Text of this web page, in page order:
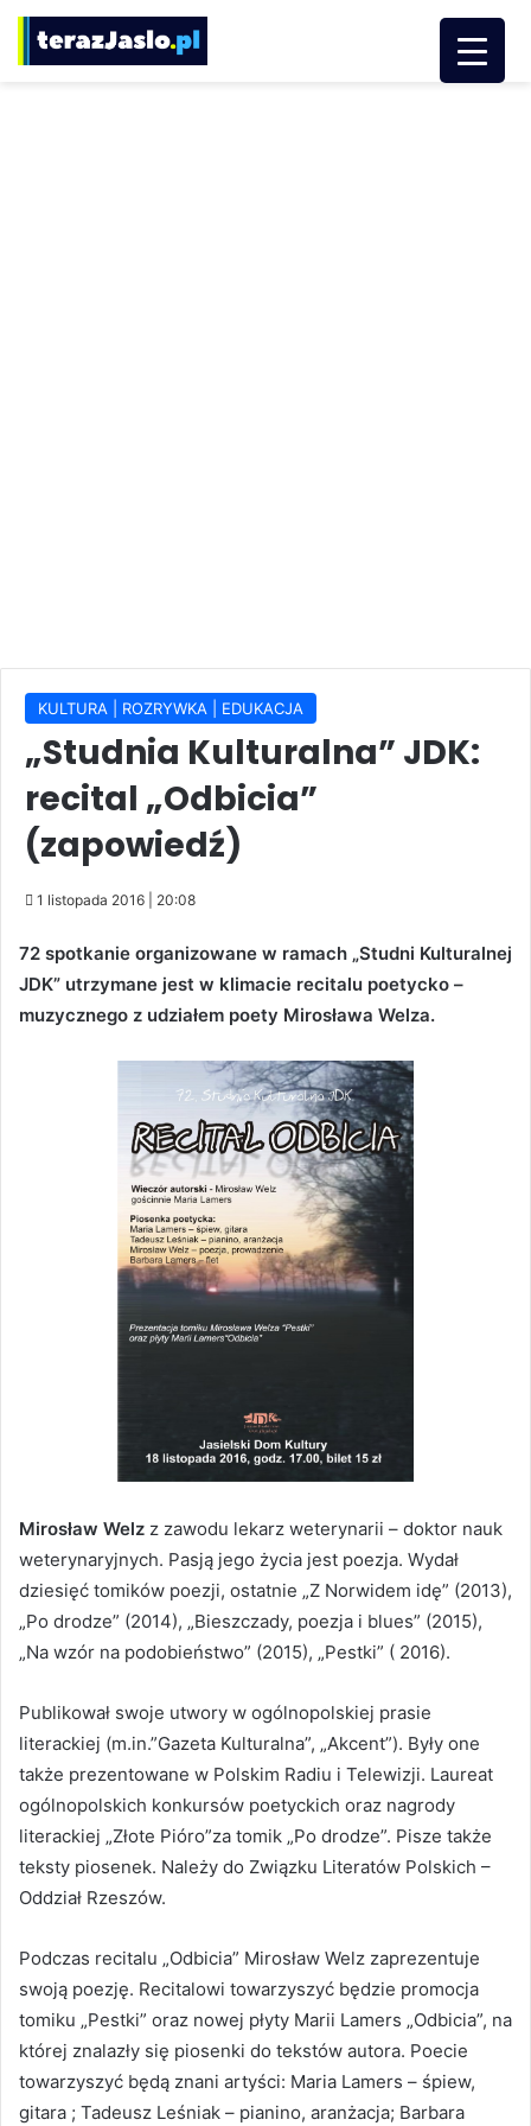
KULTURA | ROZRYWKA | EDUKACJA
„Studnia Kulturalna” JDK:
recital „Odbicia”
(zapowiedź)
1 listopada 2016 | 20:08
72 spotkanie organizowane w ramach „Studni Kulturalnej
JDK” utrzymane jest w klimacie recitalu poetycko –
muzycznego z udziałem poety Mirosława Welza.
Mirosław Welz z zawodu lekarz weterynarii – doktor nauk
weterynaryjnych. Pasją jego życia jest poezja. Wydał
dziesięć tomików poezji, ostatnie „Z Norwidem idę” (2013),
„Po drodze” (2014), „Bieszczady, poezja i blues” (2015),
„Na wzór na podobieństwo” (2015), „Pestki” ( 2016).
Publikował swoje utwory w ogólnopolskiej prasie
literackiej (m.in.”Gazeta Kulturalna”, „Akcent”). Były one
także prezentowane w Polskim Radiu i Telewizji. Laureat
ogólnopolskich konkursów poetyckich oraz nagrody
literackiej „Złote Pióro”za tomik „Po drodze”. Pisze także
teksty piosenek. Należy do Związku Literatów Polskich –
Oddział Rzeszów.
Podczas recitalu „Odbicia” Mirosław Welz zaprezentuje
swoją poezję. Recitalowi towarzyszyć będzie promocja
tomiku „Pestki” oraz nowej płyty Marii Lamers „Odbicia”, na
której znalazły się piosenki do tekstów autora. Poecie
towarzyszyć będą znani artyści: Maria Lamers – śpiew,
gitara ; Tadeusz Leśniak – pianino, aranżacja; Barbara